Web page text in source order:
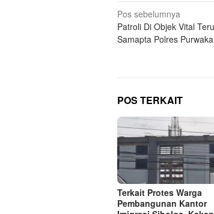
Navigasi
pos
Pos sebelumnya
Patroli Di Objek Vital
Samapta Polres
POS TERKAIT
Terkait Protes Warga
Pembangunan Kantor